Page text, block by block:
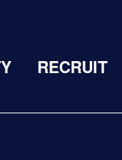
RECRUIT